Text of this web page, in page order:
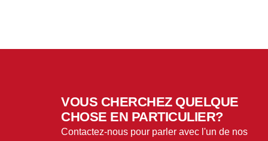
VOUS CHERCHEZ QUELQUE
CHOSE EN PARTICULIER?
Contactez-nous pour parler avec l'un de nos